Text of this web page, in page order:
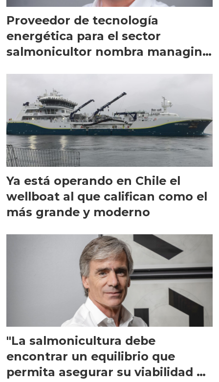
Proveedor de tecnología
energética para el sector
salmonicultor nombra managing
Ya está operando en Chile el
wellboat al que califican como el
más grande y moderno
"La salmonicultura debe
encontrar un equilibrio que
permita asegurar su viabilidad de